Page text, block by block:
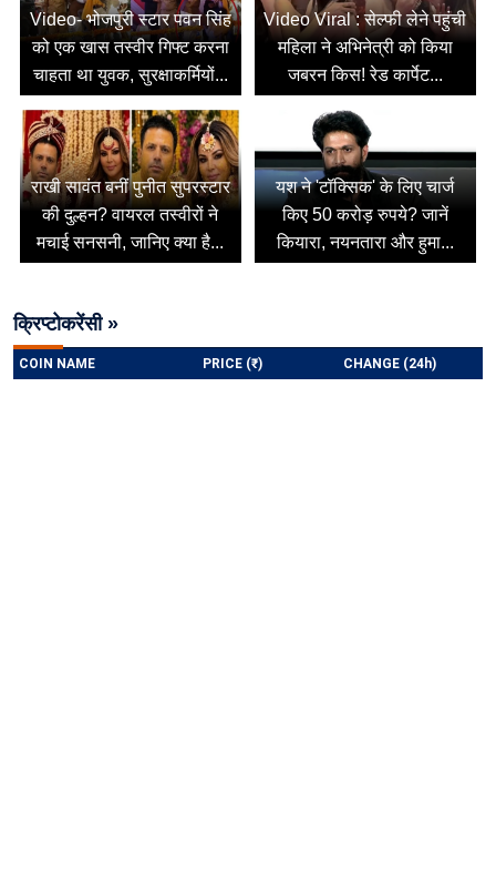
Video- भोजपुरी स्टार पवन सिंह
को एक खास तस्वीर गिफ्ट करना
चाहता था युवक, सुरक्षाकर्मियों...
Video Viral : सेल्फी लेने पहुंची
महिला ने अभिनेत्री को किया
जबरन किस! रेड कार्पेट...
राखी सावंत बनीं पुनीत सुपरस्टार
की दुल्हन? वायरल तस्वीरों ने
मचाई सनसनी, जानिए क्या है...
यश ने 'टॉक्सिक' के लिए चार्ज
किए 50 करोड़ रुपये? जानें
कियारा, नयनतारा और हुमा...
क्रिप्टोकरेंसी »